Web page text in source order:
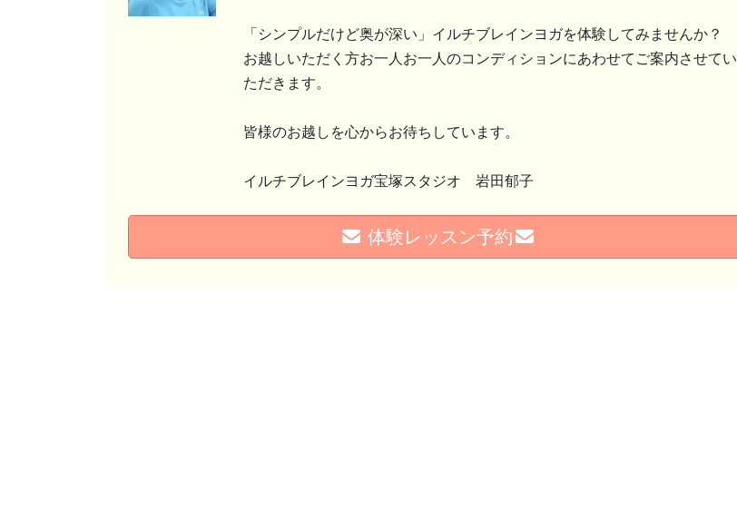
「シンプルだけど奥が深い」イルチブレインヨガを体験してみませんか？
お越しいただく方お一人お一人のコンディションにあわせてご案内させてい
ただきます。
皆様のお越しを心からお待ちしています。
イルチブレインヨガ宝塚スタジオ 岩田郁子
体験レッスン予約